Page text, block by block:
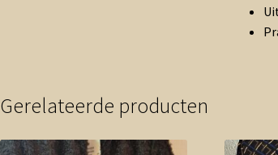
Gerelateerde producten